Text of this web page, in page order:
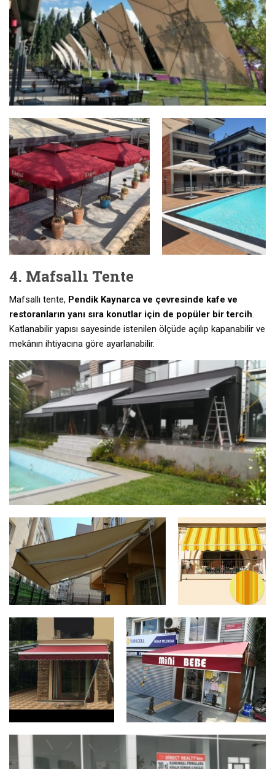
4. Mafsallı Tente
Mafsallı tente, Pendik Kaynarca ve çevresinde kafe ve
restoranların yanı sıra konutlar için de popüler bir tercih.
Katlanabilir yapısı sayesinde istenilen ölçüde açılıp kapanabilir ve
mekânın ihtiyacına göre ayarlanabilir.